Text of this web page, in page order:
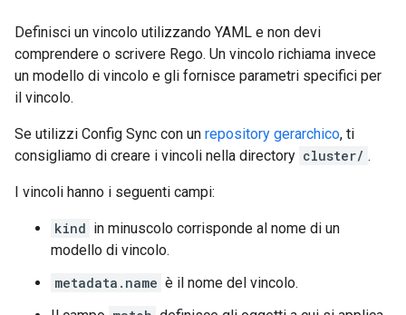
Definisci un vincolo utilizzando YAML e non devi
comprendere o scrivere Rego. Un vincolo richiama invece
un modello di vincolo e gli fornisce parametri specifici per
il vincolo.
Se utilizzi Config Sync con un repository gerarchico, ti
consigliamo di creare i vincoli nella directory cluster/ .
I vincoli hanno i seguenti campi:
kind in minuscolo corrisponde al nome di un
modello di vincolo.
metadata.name è il nome del vincolo.